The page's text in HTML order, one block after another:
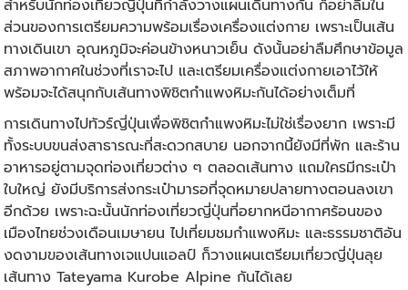
สำหรับนักท่องเที่ยวญี่ปุ่นที่กำลังวางแผนเดินทางกัน ก็อย่าลืมใน
ส่วนของการเตรียมความพร้อมเรื่องเครื่องแต่งกาย เพราะเป็นเส้น
ทางเดินเขา อุณหภูมิจะค่อนข้างหนาวเย็น ดังนั้นอย่าลืมศึกษาข้อมูล
สภาพอากาศในช่วงที่เราจะไป และเตรียมเครื่องแต่งกายเอาไว้ให้
พร้อมจะได้สนุกกับเส้นทางพิชิตกำแพงหิมะกันได้อย่างเต็มที่
การเดินทางไปทัวร์ญี่ปุ่นเพื่อพิชิตกำแพงหิมะไม่ใช่เรื่องยาก เพราะมี
ทั้งระบบขนส่งสาธารณะที่สะดวกสบาย นอกจากนี้ยังมีที่พัก และร้าน
อาหารอยู่ตามจุดท่องเที่ยวต่าง ๆ ตลอดเส้นทาง แถมใครมีกระเป๋า
ใบใหญ่ ยังมีบริการส่งกระเป๋ามารอที่จุดหมายปลายทางตอนลงเขา
อีกด้วย เพราะฉะนั้นนักท่องเที่ยวญี่ปุ่นที่อยากหนีอากาศร้อนของ
เมืองไทยช่วงเดือนเมษายน ไปเที่ยมชมกำแพงหิมะ และธรรมชาติอัน
งดงามของเส้นทางเจแปนแอลป์ ก็วางแผนเตรียมเที่ยวญี่ปุ่นลุย
เส้นทาง Tateyama Kurobe Alpine กันได้เลย